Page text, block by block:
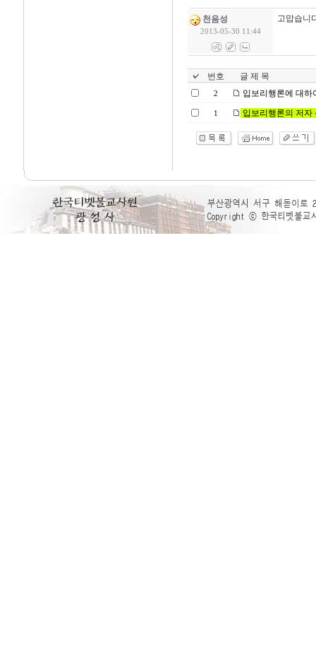
천음성
2013-05-30 11:44
고맙습니
번호 글 제 목
2 입보리행론에 대하
1 입보리행론의 저자